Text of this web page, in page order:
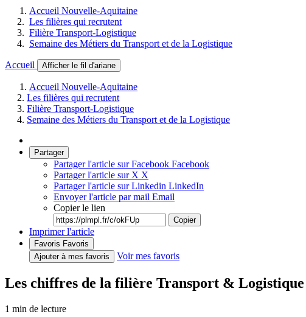
Accueil Nouvelle-Aquitaine
Les filières qui recrutent
Filière Transport-Logistique
Semaine des Métiers du Transport et de la Logistique
Accueil Afficher le fil d'ariane
Accueil Nouvelle-Aquitaine
Les filières qui recrutent
Filière Transport-Logistique
Semaine des Métiers du Transport et de la Logistique
Partager
Partager l'article sur Facebook Facebook
Partager l'article sur X X
Partager l'article sur Linkedin LinkedIn
Envoyer l'article par mail Email
Copier le lien
Copier
Imprimer l'article
Favoris Favoris
Ajouter à mes favoris
Voir mes favoris
Les chiffres de la filière Transport &
1 min de lecture